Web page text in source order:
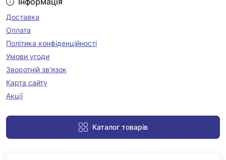
Доставка
Оплата
Політика конфіденційності
Умови угоди
Зворотній зв'язок
Карта сайту
Акції
Каталог товарів